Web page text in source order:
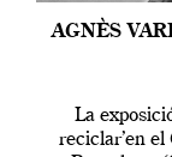
AGNÈS
La
reciclar’en